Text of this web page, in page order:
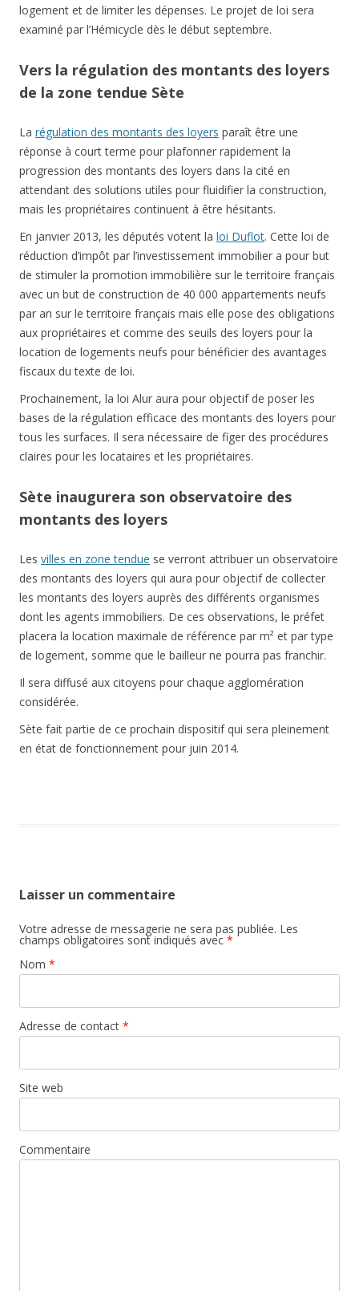
logement et de limiter les dépenses. Le projet de loi sera
examiné par l’Hémicycle dès le début septembre.
Vers la régulation des montants des loyers
de la zone tendue Sète
La régulation des montants des loyers paraît être une
réponse à court terme pour plafonner rapidement la
progression des montants des loyers dans la cité en
attendant des solutions utiles pour fluidifier la construction,
mais les propriétaires continuent à être hésitants.
En janvier 2013, les députés votent la loi Duflot. Cette loi de
réduction d’impôt par l’investissement immobilier a pour but
de stimuler la promotion immobilière sur le territoire français
avec un but de construction de 40 000 appartements neufs
par an sur le territoire français mais elle pose des obligations
aux propriétaires et comme des seuils des loyers pour la
location de logements neufs pour bénéficier des avantages
fiscaux du texte de loi.
Prochainement, la loi Alur aura pour objectif de poser les
bases de la régulation efficace des montants des loyers pour
tous les surfaces. Il sera nécessaire de figer des procédures
claires pour les locataires et les propriétaires.
Sète inaugurera son observatoire des
montants des loyers
Les villes en zone tendue se verront attribuer un observatoire
des montants des loyers qui aura pour objectif de collecter
les montants des loyers auprès des différents organismes
dont les agents immobiliers. De ces observations, le préfet
placera la location maximale de référence par m² et par type
de logement, somme que le bailleur ne pourra pas franchir.
Il sera diffusé aux citoyens pour chaque agglomération
considérée.
Sète fait partie de ce prochain dispositif qui sera pleinement
en état de fonctionnement pour juin 2014.
Laisser un commentaire
Votre adresse de messagerie ne sera pas publiée. Les
champs obligatoires sont indiqués avec *
Nom *
Adresse de contact *
Site web
Commentaire